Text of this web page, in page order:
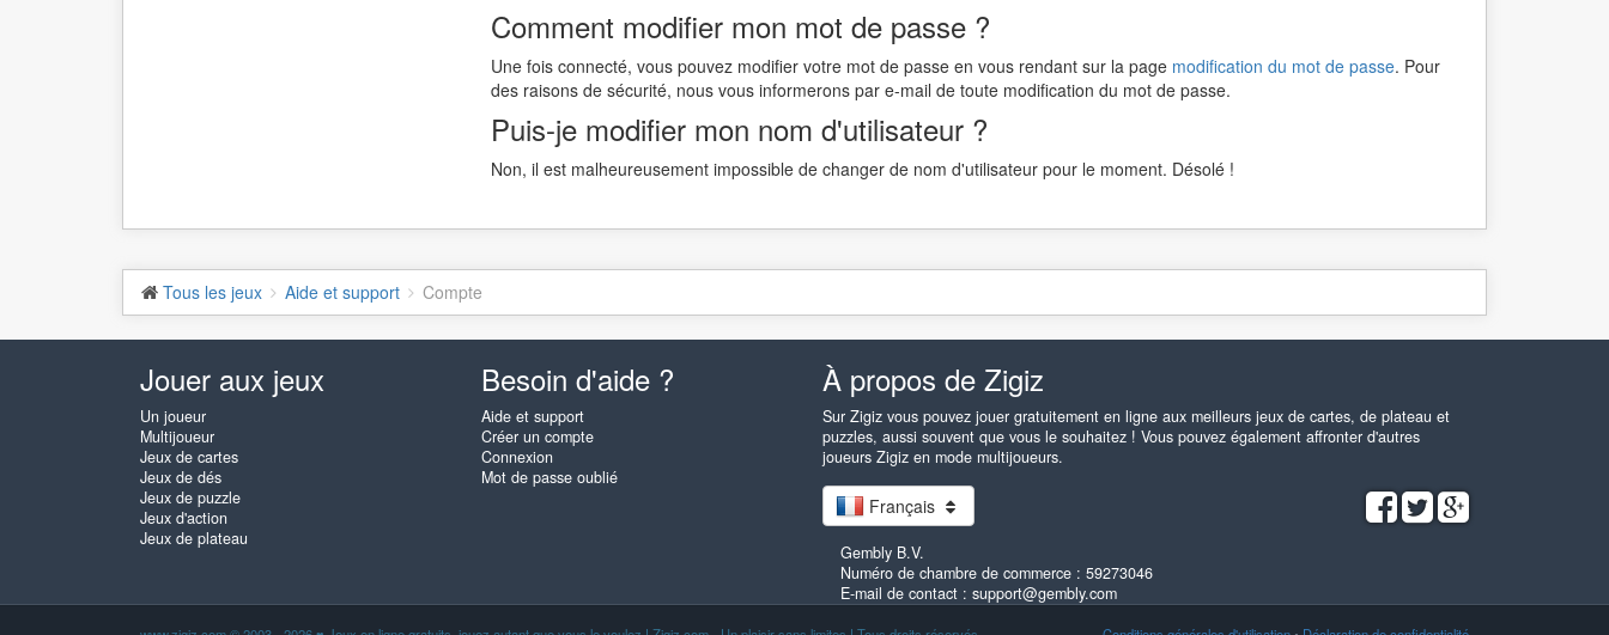
Comment modifier mon mot de passe ?
Une fois connecté, vous pouvez modifier votre mot de passe en vous rendant sur la page modification du mot de passe. Pour
des raisons de sécurité, nous vous informerons par e-mail de toute modification du mot de passe.
Puis-je modifier mon nom d'utilisateur ?
Non, il est malheureusement impossible de changer de nom d'utilisateur pour le moment. Désolé !
Tous les jeux Aide et support Compte
Jouer aux jeux
Un joueur
Multijoueur
Jeux de cartes
Jeux de dés
Jeux de puzzle
Jeux d'action
Jeux de plateau
Besoin d'aide ?
Aide et support
Créer un compte
Connexion
Mot de passe oublié
À propos de Zigiz
Sur Zigiz vous pouvez jouer gratuitement en ligne aux meilleurs jeux de cartes, de plateau et
puzzles, aussi souvent que vous le souhaitez ! Vous pouvez également affronter d'autres
joueurs Zigiz en mode multijoueurs.
Français
Gembly B.V.
Numéro de chambre de commerce : 59273046
E-mail de contact : support@gembly.com